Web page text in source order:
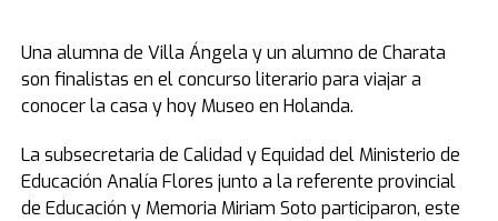
Una alumna de Villa Ángela y un alumno de Charata
son finalistas en el concurso literario para viajar a
conocer la casa y hoy Museo en Holanda.
La subsecretaria de Calidad y Equidad del Ministerio de
Educación Analía Flores junto a la referente provincial
de Educación y Memoria Miriam Soto participaron, este